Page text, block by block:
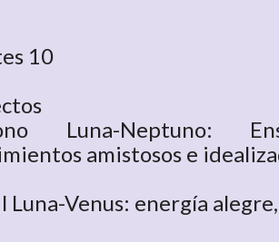
10
Luna-Neptuno:
amistosos e
Luna-Venus: energía